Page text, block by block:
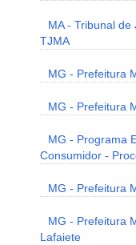
MA - Tribunal
TJMA
MG - Prefeitura
MG - Prefeitura
MG - Programa
Consumidor -
MG - Prefeitura
MG - Prefeitura
Lafaiete